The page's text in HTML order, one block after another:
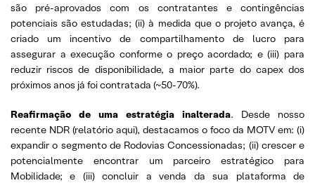
são pré-aprovados com os contratantes e contingências
potenciais são estudadas; (ii) à medida que o projeto avança, é
criado um incentivo de compartilhamento de lucro para
assegurar a execução conforme o preço acordado; e (iii) para
reduzir riscos de disponibilidade, a maior parte do capex dos
próximos anos já foi contratada (~50-70%).
Reafirmação de uma estratégia inalterada. Desde nosso
recente NDR (relatório aqui), destacamos o foco da MOTV em: (i)
expandir o segmento de Rodovias Concessionadas; (ii) crescer e
potencialmente encontrar um parceiro estratégico para
Mobilidade; e (iii) concluir a venda da sua plataforma de